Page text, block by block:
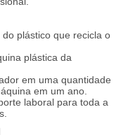
plástico que recicla o
plástica da
em uma quantidade
em um ano.
laboral para toda a